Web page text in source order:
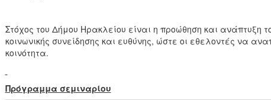
Στόχος του Δήμου Ηρακλείου είναι η προώθηση και ανάπτυξη
κοινωνικής συνείδησης και ευθύνης, ώστε οι εθελοντές να
κοινότητα.
Πρόγραμμα σεμιναρίου